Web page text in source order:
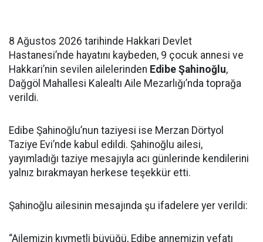
8 Ağustos 2026 tarihinde Hakkari Devlet
Hastanesi’nde hayatını kaybeden, 9 çocuk annesi ve
Hakkari’nin sevilen ailelerinden Edibe Şahinoğlu,
Dağgöl Mahallesi Kalealtı Aile Mezarlığı’nda toprağa
verildi.
Edibe Şahinoğlu’nun taziyesi ise Merzan Dörtyol
Taziye Evi’nde kabul edildi. Şahinoğlu ailesi,
yayımladığı taziye mesajıyla acı günlerinde kendilerini
yalnız bırakmayan herkese teşekkür etti.
Şahinoğlu ailesinin mesajında şu ifadelere yer verildi:
“Ailemizin kıymetli büyüğü, Edibe annemizin vefatı